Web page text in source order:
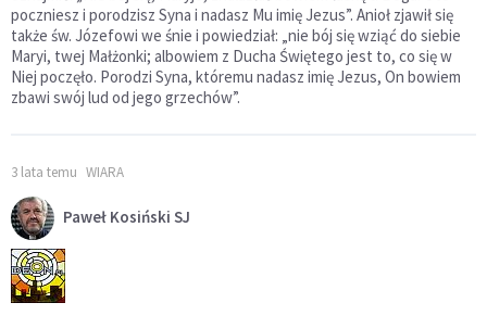
poczniesz i porodzisz Syna i nadasz Mu imię Jezus”. Anioł zjawił się
także św. Józefowi we śnie i powiedział: „nie bój się wziąć do siebie
Maryi, twej Małżonki; albowiem z Ducha Świętego jest to, co się w
Niej poczęło. Porodzi Syna, któremu nadasz imię Jezus, On bowiem
zbawi swój lud od jego grzechów”.
3 lata temu WIARA
Paweł Kosiński SJ